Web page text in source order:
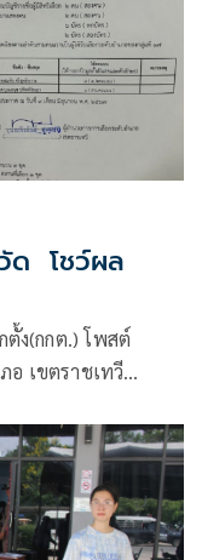
ด โชว์ผล
ตั้ง(กกต.) โพสต์
อ เขตราชเทวี